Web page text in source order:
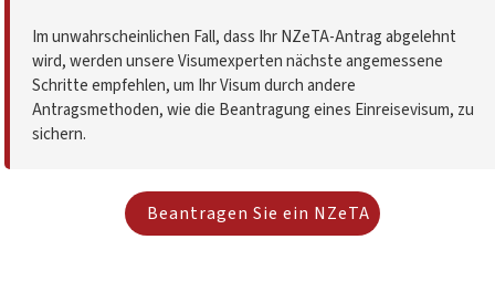
Im unwahrscheinlichen Fall, dass Ihr NZeTA-Antrag abgelehnt
wird, werden unsere Visumexperten nächste angemessene
Schritte empfehlen, um Ihr Visum durch andere
Antragsmethoden, wie die Beantragung eines Einreisevisum, zu
sichern.
Beantragen Sie ein NZeTA